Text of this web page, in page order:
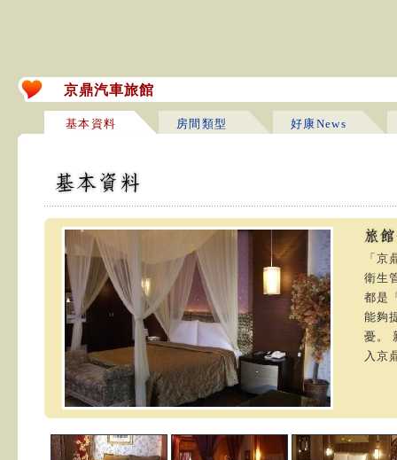
京鼎汽車旅館
基本資料 房間類型 好康News
「
衛生
都是
能夠
憂。
入京